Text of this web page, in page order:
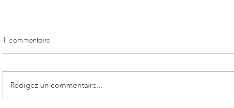
1 commentaire
Rédigez un commentaire...